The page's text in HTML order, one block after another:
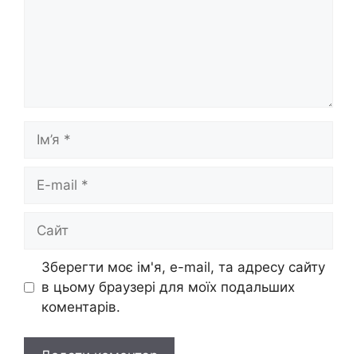
mail
Зберегти моє ім'я, e-mail, та адресу сайту
в цьому браузері для моїх подальших
коментарів.